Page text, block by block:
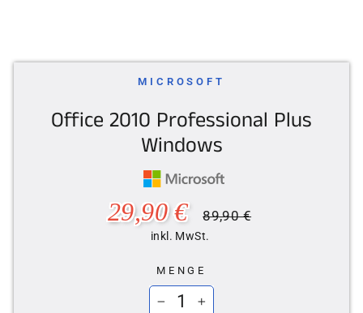
MICROSOFT
Office 2010 Professional Plus
Windows
29,90 €
Preis
89,90 €
inkl. MwSt.
MENGE